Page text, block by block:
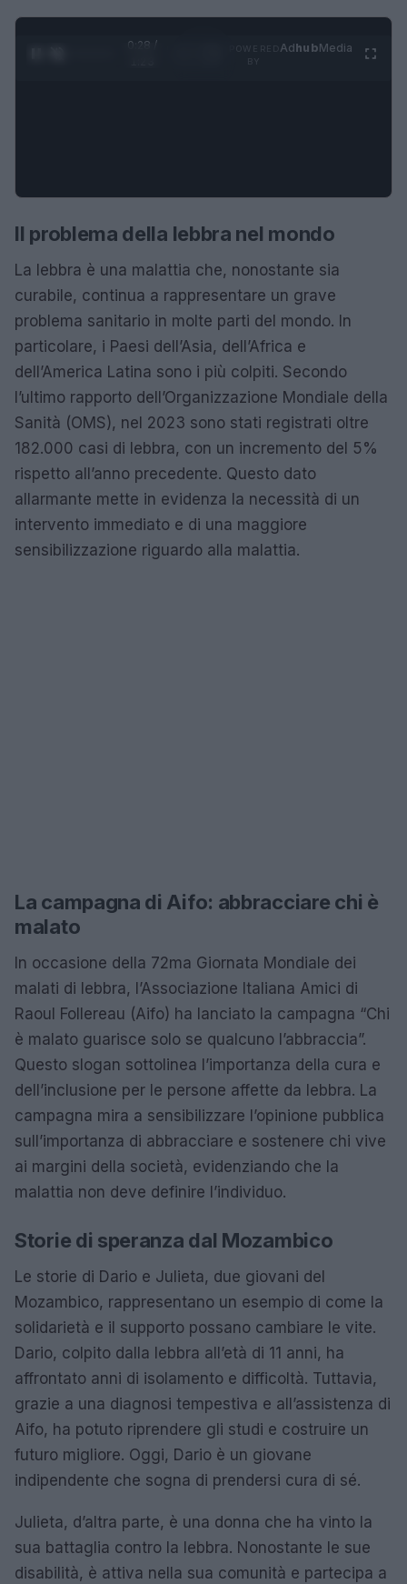
0:28 /
AdhubMedia
Il problema della lebbra nel mondo
La lebbra è una malattia che, nonostante sia
curabile, continua a rappresentare un grave
problema sanitario in molte parti del mondo. In
particolare, i Paesi dell’Asia, dell’Africa e
dell’America Latina sono i più colpiti. Secondo
l’ultimo rapporto dell’Organizzazione Mondiale della
Sanità (OMS), nel 2023 sono stati registrati oltre
182.000 casi di lebbra, con un incremento del 5%
rispetto all’anno precedente. Questo dato
allarmante mette in evidenza la necessità di un
intervento immediato e di una maggiore
sensibilizzazione riguardo alla malattia.
La campagna di Aifo: abbracciare chi è
malato
In occasione della 72ma Giornata Mondiale dei
malati di lebbra, l’Associazione Italiana Amici di
Raoul Follereau (Aifo) ha lanciato la campagna “Chi
è malato guarisce solo se qualcuno l’abbraccia”.
Questo slogan sottolinea l’importanza della cura e
dell’inclusione per le persone affette da lebbra. La
campagna mira a sensibilizzare l’opinione pubblica
sull’importanza di abbracciare e sostenere chi vive
ai margini della società, evidenziando che la
malattia non deve definire l’individuo.
Storie di speranza dal Mozambico
Le storie di Dario e Julieta, due giovani del
Mozambico, rappresentano un esempio di come la
solidarietà e il supporto possano cambiare le vite.
Dario, colpito dalla lebbra all’età di 11 anni, ha
affrontato anni di isolamento e difficoltà. Tuttavia,
grazie a una diagnosi tempestiva e all’assistenza di
Aifo, ha potuto riprendere gli studi e costruire un
futuro migliore. Oggi, Dario è un giovane
indipendente che sogna di prendersi cura di sé.
Julieta, d’altra parte, è una donna che ha vinto la
sua battaglia contro la lebbra. Nonostante le sue
disabilità, è attiva nella sua comunità e partecipa a